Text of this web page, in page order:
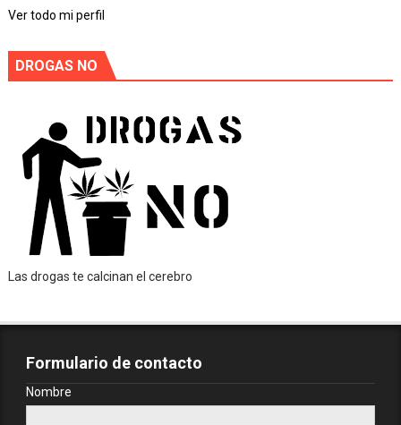
Ver todo mi perfil
DROGAS NO
Las drogas te calcinan el cerebro
Formulario de contacto
Nombre